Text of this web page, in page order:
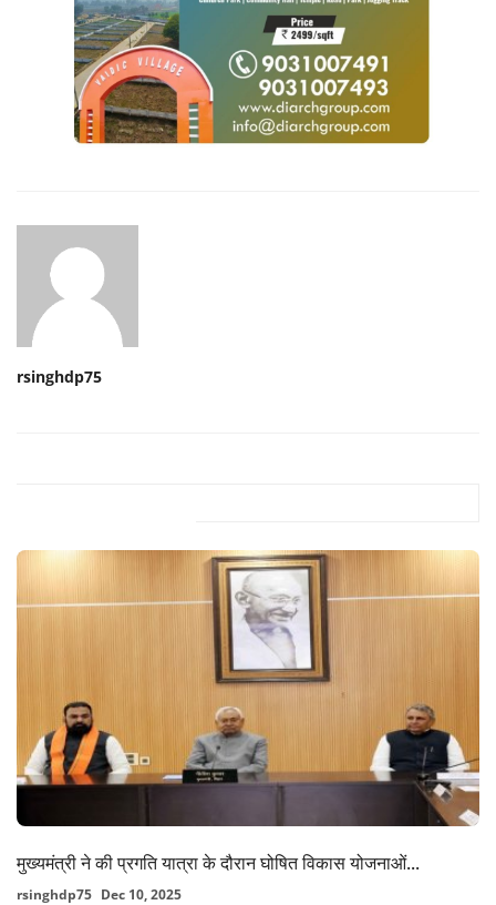
rsinghdp75
मुख्यमंत्री ने की प्रगति यात्रा के दौरान घोषित विकास योजनाओं...
rsinghdp75 Dec 10, 2025